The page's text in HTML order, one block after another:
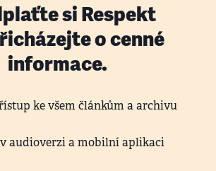
si Respekt
o cenné
informace.
ke všem článkům a archivu
audioverzi a mobilní aplikaci